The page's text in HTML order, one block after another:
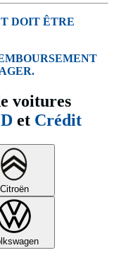
DOIT ÊTRE
voitures
et Crédit
Citroën